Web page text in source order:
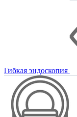
Гибкая эндоскопия